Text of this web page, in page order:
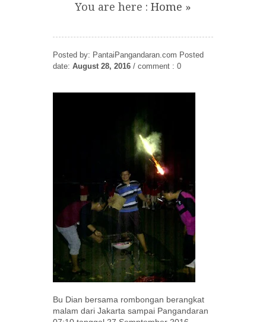
a
n
g
a
n
d
a
Marathon 2018
Honda Bikers
Pangandaran
You are here : Home »
Posted by: PantaiPangandaran.com Posted
date: August 28, 2016 / comment : 0
Bu Dian bersama rombongan berangkat
malam dari Jakarta sampai Pangandaran